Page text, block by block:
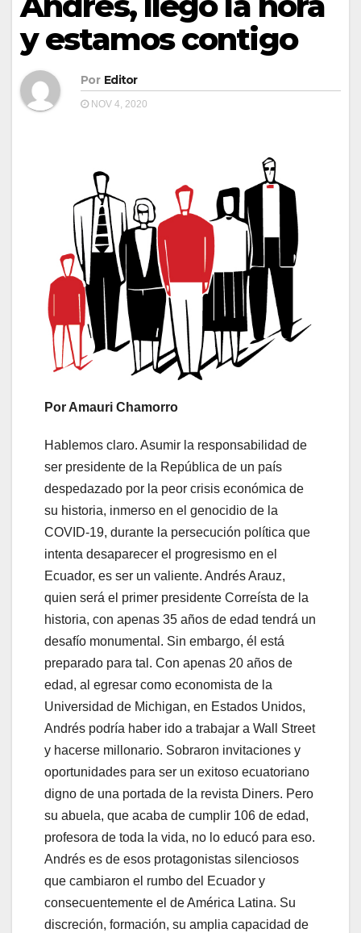
y estamos contigo
Por Editor
NOV 4, 2020
Por Amauri Chamorro
Hablemos claro. Asumir la responsabilidad de
ser presidente de la República de un país
despedazado por la peor crisis económica de
su historia, inmerso en el genocidio de la
COVID-19, durante la persecución política que
intenta desaparecer el progresismo en el
Ecuador, es ser un valiente. Andrés Arauz,
quien será el primer presidente Correísta de la
historia, con apenas 35 años de edad tendrá un
desafío monumental. Sin embargo, él está
preparado para tal. Con apenas 20 años de
edad, al egresar como economista de la
Universidad de Michigan, en Estados Unidos,
Andrés podría haber ido a trabajar a Wall Street
y hacerse millonario. Sobraron invitaciones y
oportunidades para ser un exitoso ecuatoriano
digno de una portada de la revista Diners. Pero
su abuela, que acaba de cumplir 106 de edad,
profesora de toda la vida, no lo educó para eso.
Andrés es de esos protagonistas silenciosos
que cambiaron el rumbo del Ecuador y
consecuentemente el de América Latina. Su
discreción, formación, su amplia capacidad de